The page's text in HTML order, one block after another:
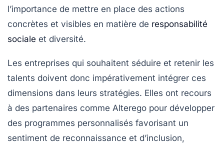
l’importance de mettre en place des actions
concrètes et visibles en matière de responsabilité
sociale et diversité.
Les entreprises qui souhaitent séduire et retenir les
talents doivent donc impérativement intégrer ces
dimensions dans leurs stratégies. Elles ont recours
à des partenaires comme Alterego pour développer
des programmes personnalisés favorisant un
sentiment de reconnaissance et d’inclusion,